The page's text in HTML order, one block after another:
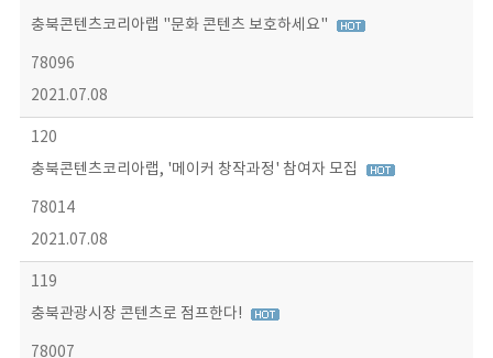
충북콘텐츠코리아랩 "문화 콘텐츠 보호하세요"
78096
2021.07.08
120
충북콘텐츠코리아랩, '메이커 창작과정' 참여자 모집
78014
2021.07.08
119
충북관광시장 콘텐츠로 점프한다!
78007